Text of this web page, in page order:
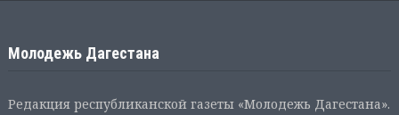
Молодежь Дагестана
Редакция республиканской газеты «Молодежь Дагестана».